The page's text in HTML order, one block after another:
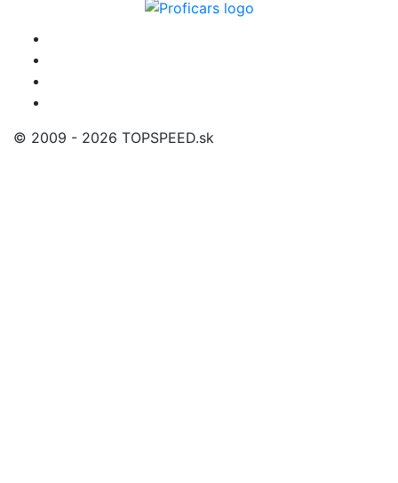
© 2009 - 2026 TOPSPEED.sk